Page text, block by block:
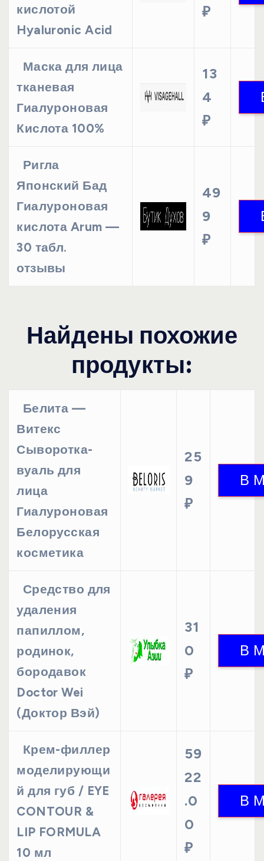
кислотой
Hyaluronic Acid
₽
Маска для лица
тканевая
Гиалуроновая
Кислота 100%
13
4
₽
Ригла
Японский Бад
Гиалуроновая
кислота Arum —
30 табл.
отзывы
49
9
₽
Найдены похожие
продукты:
Белита —
Витекс
Сыворотка-
вуаль для
лица
Гиалуроновая
Белорусская
косметика
25
9
₽
Средство для
удаления
папиллом,
родинок,
бородавок
Doctor Wei
(Доктор Вэй)
31
0
₽
Крем-филлер
моделирующи
й для губ / EYE
CONTOUR &
LIP FORMULA
10 мл
59
22
.0
0
₽